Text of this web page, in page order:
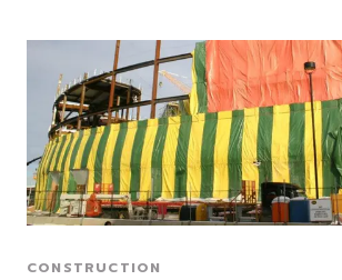
CONSTRUCTION